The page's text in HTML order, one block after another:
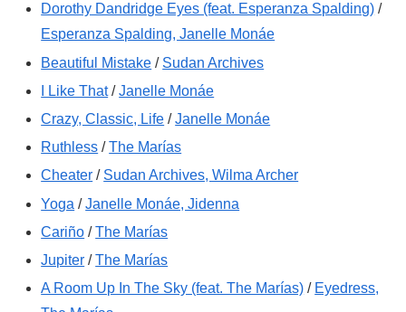
Dorothy Dandridge Eyes (feat. Esperanza Spalding) /
Esperanza Spalding, Janelle Monáe
Beautiful Mistake / Sudan Archives
I Like That/Janelle Monáe
Crazy, Classic, Life /Janelle Monáe
Ruthless /The Marías
Cheater / Sudan Archives, Wilma Archer
Yoga /Janelle Monáe, Jidenna
Cariño /The Marías
Jupiter /The Marías
A Room Up In The Sky (feat. The Marías) / Eyedress,